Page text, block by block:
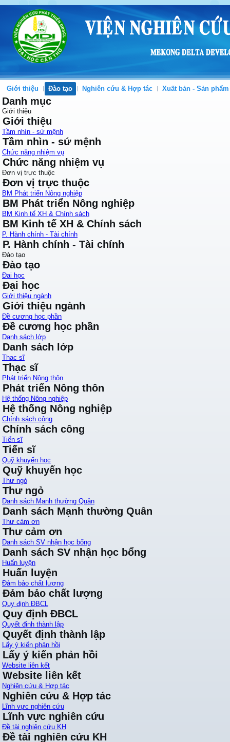
Giới thiệu Đào tạo Nghiên cứu & Hợp tác Xuất bản - Sản phẩm
Danh mục
Giới thiệu
Giới thiệu
Tầm nhìn - sứ mệnh
Tầm nhìn - sứ mệnh
Chức năng nhiệm vụ
Chức năng nhiệm vụ
Đơn vị trực thuộc
Đơn vị trực thuộc
BM Phát triển Nông nghiệp
BM Phát triển Nông nghiệp
BM Kinh tế XH & Chính sách
BM Kinh tế XH & Chính sách
P. Hành chính - Tài chính
P. Hành chính - Tài chính
Đào tạo
Đào tạo
Đại học
Đại học
Giới thiệu ngành
Giới thiệu ngành
Đề cương học phần
Đề cương học phần
Danh sách lớp
Danh sách lớp
Thạc sĩ
Thạc sĩ
Phát triển Nông thôn
Phát triển Nông thôn
Hệ thống Nông nghiệp
Hệ thống Nông nghiệp
Chính sách công
Chính sách công
Tiến sĩ
Tiến sĩ
Quỹ khuyến học
Quỹ khuyến học
Thư ngỏ
Thư ngỏ
Danh sách Mạnh thường Quân
Danh sách Mạnh thường Quân
Thư cảm ơn
Thư cảm ơn
Danh sách SV nhận học bổng
Danh sách SV nhận học bổng
Huấn luyện
Huấn luyện
Đảm bảo chất lượng
Đảm bảo chất lượng
Quy định ĐBCL
Quy định ĐBCL
Quyết định thành lập
Quyết định thành lập
Lấy ý kiến phản hồi
Lấy ý kiến phản hồi
Website liên kết
Website liên kết
Nghiên cứu & Hợp tác
Nghiên cứu & Hợp tác
Lĩnh vực nghiên cứu
Lĩnh vực nghiên cứu
Đề tài nghiên cứu KH
Đề tài nghiên cứu KH